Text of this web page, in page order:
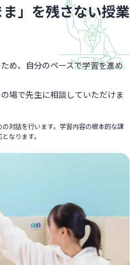
ま」を残さない授業
め、自分のペースで学習を進め
場で先生に相談していただけま
対話を行います。学習内容の根本的な課
なります。